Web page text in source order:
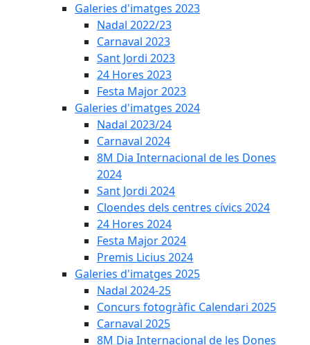
Galeries d'imatges 2023
Nadal 2022/23
Carnaval 2023
Sant Jordi 2023
24 Hores 2023
Festa Major 2023
Galeries d'imatges 2024
Nadal 2023/24
Carnaval 2024
8M Dia Internacional de les Dones
2024
Sant Jordi 2024
Cloendes dels centres cívics 2024
24 Hores 2024
Festa Major 2024
Premis Licius 2024
Galeries d'imatges 2025
Nadal 2024-25
Concurs fotogràfic Calendari 2025
Carnaval 2025
8M Dia Internacional de les Dones